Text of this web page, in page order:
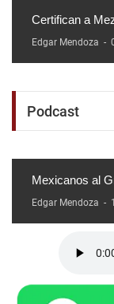
Certifican a
Edgar Mendoza -
Podcast
Mexicanos al
Edgar Mendoza -